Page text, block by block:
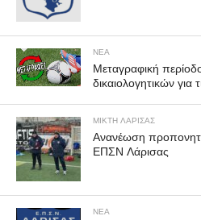
ΝΕΑ
Μεταγραφική
δικαιολογητικών για
ΜΙΚΤΗ ΛΑΡΙΣΑΣ
Ανανέωση
ΕΠΣΝ Λάρισας
ΝΕΑ